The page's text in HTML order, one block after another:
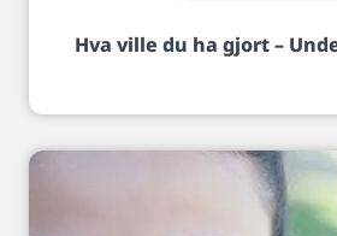
Hva ville du ha gjort –